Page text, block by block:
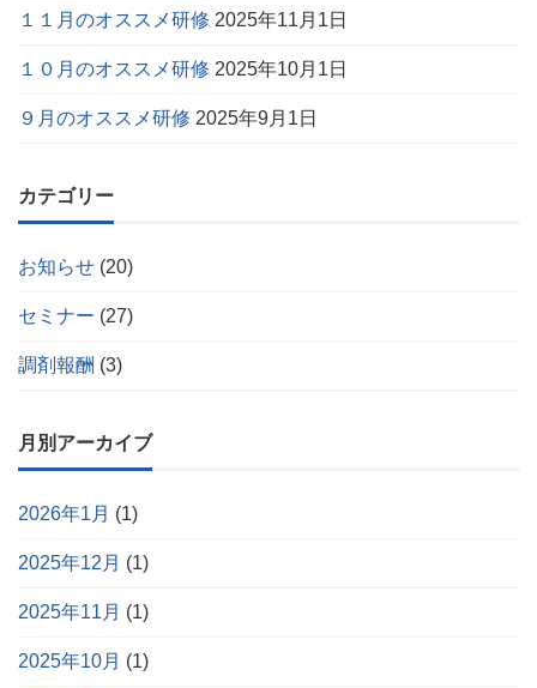
１１月のオススメ研修 2025年11月1日
１０月のオススメ研修 2025年10月1日
９月のオススメ研修 2025年9月1日
カテゴリー
お知らせ (20)
セミナー (27)
調剤報酬 (3)
月別アーカイブ
2026年1月 (1)
2025年12月 (1)
2025年11月 (1)
2025年10月 (1)